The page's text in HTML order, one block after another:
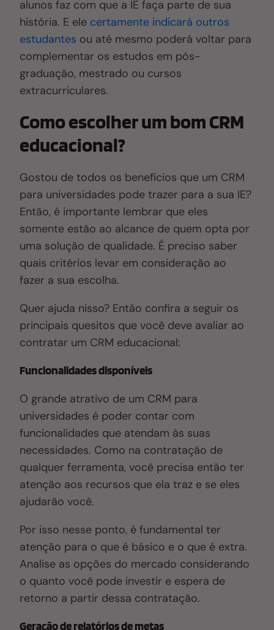
alunos faz com que a IE faça parte de sua
história. E ele certamente indicará outros
estudantes ou até mesmo poderá voltar para
complementar os estudos em pós-
graduação, mestrado ou cursos
extracurriculares.
Como escolher um bom CRM
educacional?
Gostou de todos os benefícios que um CRM
para universidades pode trazer para a sua IE?
Então, é importante lembrar que eles
somente estão ao alcance de quem opta por
uma solução de qualidade. É preciso saber
quais critérios levar em consideração ao
fazer a sua escolha.
Quer ajuda nisso? Então confira a seguir os
principais quesitos que você deve avaliar ao
contratar um CRM educacional:
Funcionalidades disponíveis
O grande atrativo de um CRM para
universidades é poder contar com
funcionalidades que atendam às suas
necessidades. Como na contratação de
qualquer ferramenta, você precisa então ter
atenção aos recursos que ela traz e se eles
ajudarão você.
Por isso nesse ponto, é fundamental ter
atenção para o que é básico e o que é extra.
Analise as opções do mercado considerando
o quanto você pode investir e espera de
retorno a partir dessa contratação.
Geração de relatórios de metas